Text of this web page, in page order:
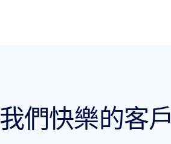
我們快樂的客戶